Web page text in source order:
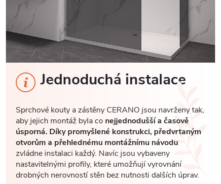
Jednoduchá instalace
Sprchové kouty a zástěny CERANO jsou navrženy tak,
aby jejich montáž byla co nejjednodušší a časově
úsporná. Díky promyšlené konstrukci, předvrtaným
otvorům a přehlednému montážnímu návodu
zvládne instalaci každý. Navíc jsou vybaveny
nastavitelnými profily, které umožňují vyrovnání
drobných nerovností stěn bez nutnosti dalších úprav.